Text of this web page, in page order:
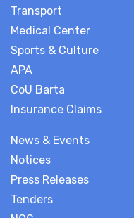
News & Events
Notices
Press Releases
Tenders
Transport
Medical Center
Sports & Culture
APA
CoU Barta
Insurance Claims